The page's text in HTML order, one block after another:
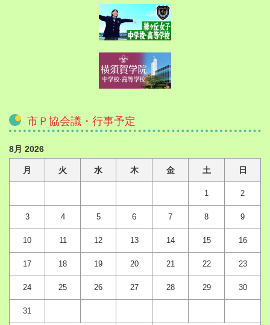
市Ｐ協会議・行事予定
8月 2026
月 火 水 木 金 土 日
1 2
3 4 5 6 7 8 9
10 11 12 13 14 15 16
17 18 19 20 21 22 23
24 25 26 27 28 29 30
31